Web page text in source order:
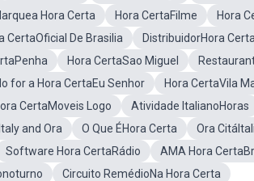
Hora Certa Hora CertaFilme Hora
CertaOficial De Brasilia DistribuidorHora Certa
Hora CertaSao Miguel
for a Hora CertaEu Senhor Hora CertaVila
CertaMoveis Logo Atividade ItalianoHoras
Italy and Ora O Que ÉHora Certa Ora
Software Hora CertaRádio AMA Hora
Circuito RemédioNa Hora Certa